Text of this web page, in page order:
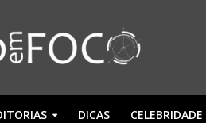
DICAS CELEBRIDADE